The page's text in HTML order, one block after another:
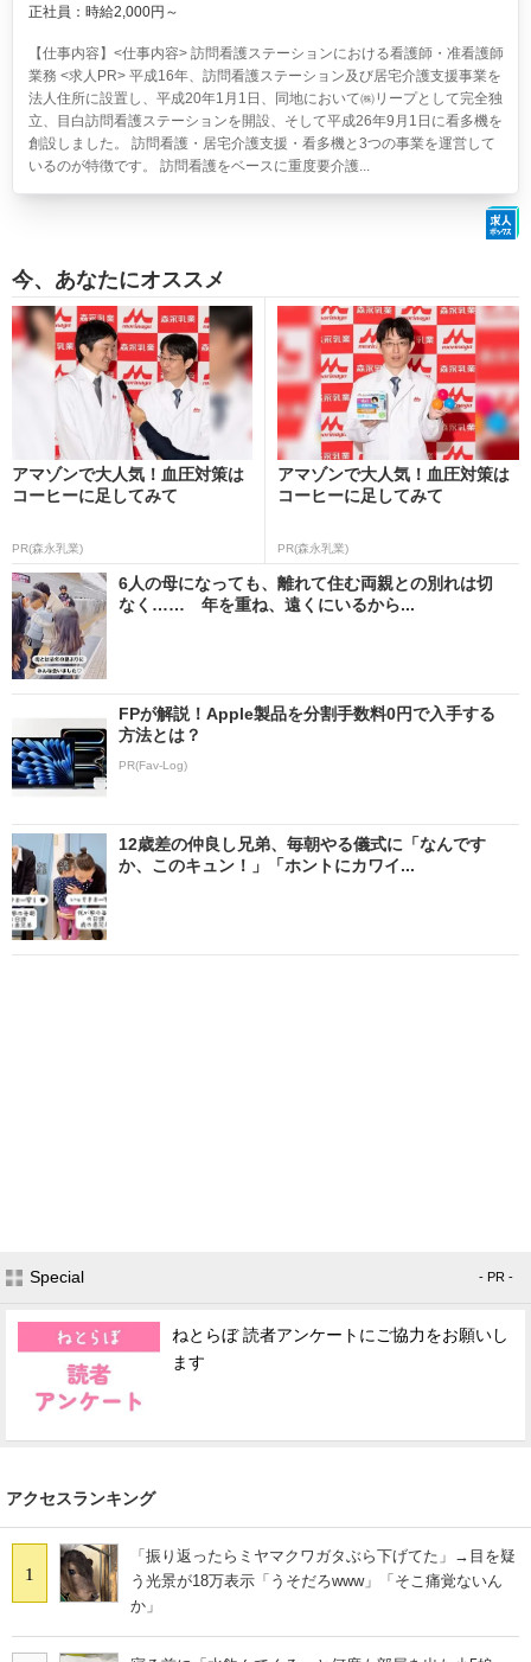
正社員：時給2,000円～
【仕事内容】<仕事内容> 訪問看護ステーションにおける看護師・准看護師
業務 <求人PR> 平成16年、訪問看護ステーション及び居宅介護支援事業を
法人住所に設置し、平成20年1月1日、同地において㈱リープとして完全独
立、目白訪問看護ステーションを開設、そして平成26年9月1日に看多機を
創設しました。 訪問看護・居宅介護支援・看多機と3つの事業を運営して
いるのが特徴です。 訪問看護をベースに重度要介護...
今、あなたにオススメ
アマゾンで大人気！血圧対策は
コーヒーに足してみて
PR(森永乳業)
アマゾンで大人気！血圧対策は
コーヒーに足してみて
PR(森永乳業)
6人の母になっても、離れて住む両親との別れは切
なく…… 年を重ね、遠くにいるから...
FPが解説！Apple製品を分割手数料0円で入手する
方法とは？
PR(Fav-Log)
12歳差の仲良し兄弟、毎朝やる儀式に「なんです
か、このキュン！」「ホントにカワイ...
Special - PR -
ねとらぼ 読者アンケートにご協力をお願いし
ます
アクセスランキング
1
「振り返ったらミヤマクワガタぶら下げてた」→目を疑
う光景が18万表示「うそだろwww」「そこ痛覚ないん
か」